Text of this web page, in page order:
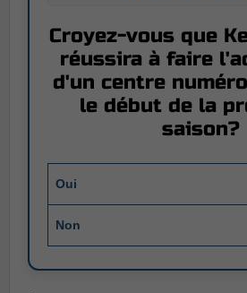
Croyez-vous que
réussira à faire
d'un centre
le début de la
saison?
Oui
Non